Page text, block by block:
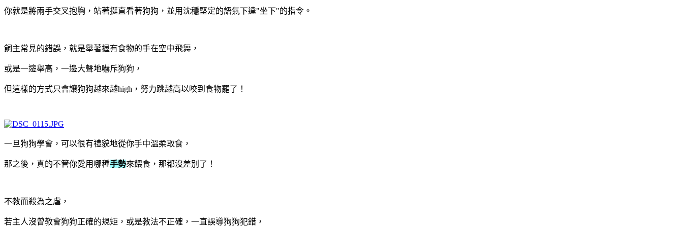
你就是將兩手交叉抱胸，站著挺直看著狗狗，並用沈穩堅定的語氣下達"坐下"的指令。
飼主常見的錯誤，就是舉著握有食物的手在空中飛舞，
或是一邊舉高，一邊大聲地嚇斥狗狗，
但這樣的方式只會讓狗狗越來越high，努力跳越高以咬到食物罷了！
一旦狗狗學會，可以很有禮貌地從你手中溫柔取食，
那之後，真的不管你愛用哪種手勢來餵食，那都沒差別了！
不教而殺為之虐，
若主人沒曾教會狗狗正確的規矩，或是教法不正確，一直誤導狗狗犯錯，